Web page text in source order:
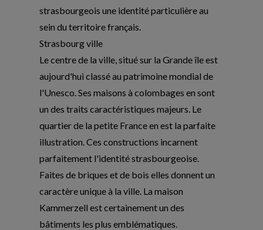
strasbourgeois une identité particulière au
sein du territoire français.
Strasbourg ville
Le centre de la ville, situé sur la Grande île est
aujourd'hui classé au patrimoine mondial de
l'Unesco. Ses maisons à colombages en sont
un des traits caractéristiques majeurs. Le
quartier de la petite France en est la parfaite
illustration. Ces constructions incarnent
parfaitement l'identité strasbourgeoise.
Faites de briques et de bois elles donnent un
caractère unique à la ville. La maison
Kammerzell est certainement un des
bâtiments les plus emblématiques.